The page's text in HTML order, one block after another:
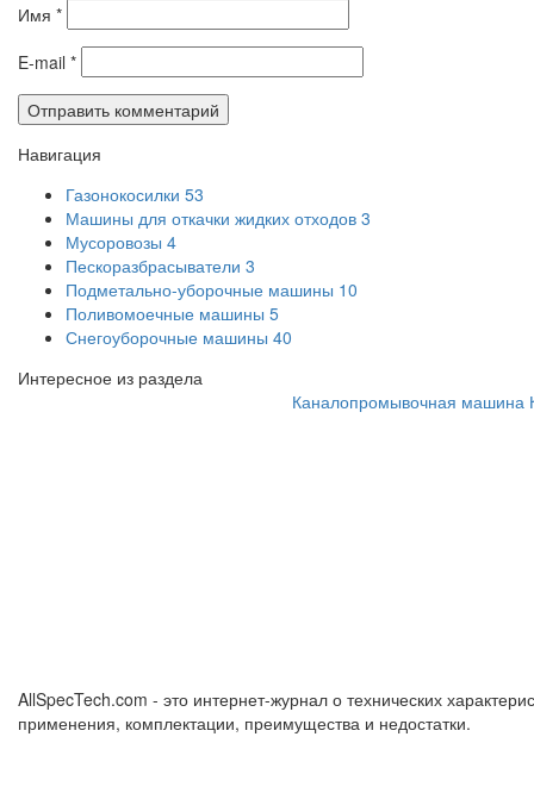
Имя *
E-mail *
Навигация
Газонокосилки 53
Машины для откачки жидких отходов 3
Мусоровозы 4
Пескоразбрасыватели 3
Подметально-уборочные машины 10
Поливомоечные машины 5
Снегоуборочные машины 40
Интересное из раздела
Каналопромывочная машина
AllSpecTech.com - это интернет-журнал о технических
применения, комплектации, преимущества и недостатки.